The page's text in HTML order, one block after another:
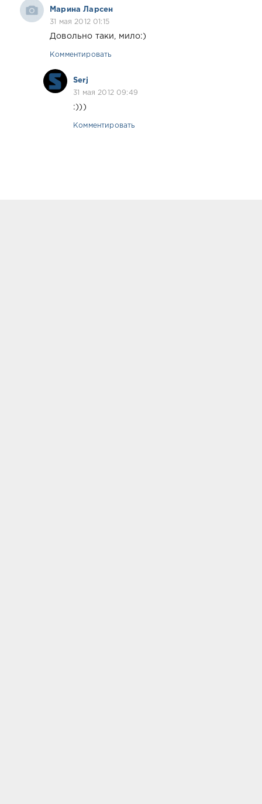
Марина Ларсен
31 мая 2012 01:15
Довольно таки, мило:)
Комментировать
Serj
31 мая 2012 09:49
:)))
Комментировать